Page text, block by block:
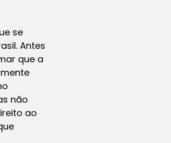
se
Antes
que a
não
ao